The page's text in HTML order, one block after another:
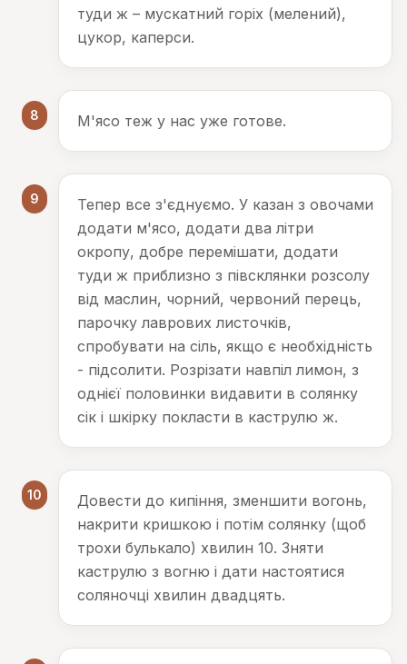
туди ж – мускатний горіх (мелений),
цукор, каперси.
8 М'ясо теж у нас уже готове.
9
Тепер все з'єднуємо. У казан з овочами
додати м'ясо, додати два літри
окропу, добре перемішати, додати
туди ж приблизно з півсклянки розсолу
від маслин, чорний, червоний перець,
парочку лаврових листочків,
спробувати на сіль, якщо є необхідність
- підсолити. Розрізати навпіл лимон, з
однієї половинки видавити в солянку
сік і шкірку покласти в каструлю ж.
10
Довести до кипіння, зменшити вогонь,
накрити кришкою і потім солянку (щоб
трохи булькало) хвилин 10. Зняти
каструлю з вогню і дати настоятися
соляночці хвилин двадцять.